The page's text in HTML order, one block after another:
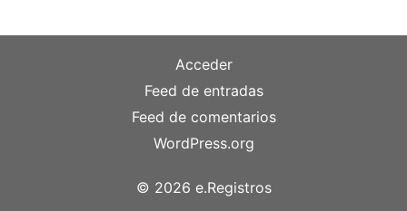
Acceder
Feed de entradas
Feed de comentarios
WordPress.org
© 2026 e.Registros